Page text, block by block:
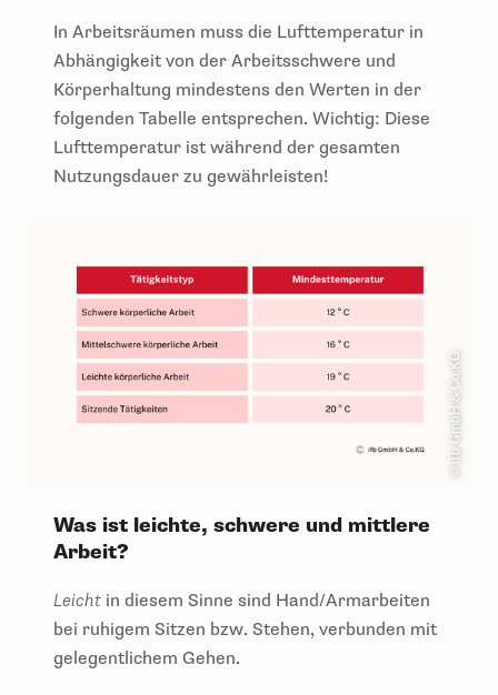
In Arbeitsräumen muss die Lufttemperatur in
Abhängigkeit von der Arbeitsschwere und
Körperhaltung mindestens den Werten in der
folgenden Tabelle entsprechen. Wichtig: Diese
Lufttemperatur ist während der gesamten
Nutzungsdauer zu gewährleisten!
© ifb GmbH & Co.KG
Was ist leichte, schwere und mittlere
Arbeit?
Leicht in diesem Sinne sind Hand/Armarbeiten
bei ruhigem Sitzen bzw. Stehen, verbunden mit
gelegentlichem Gehen.